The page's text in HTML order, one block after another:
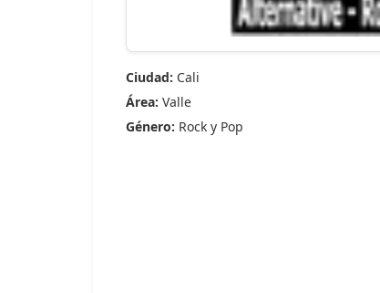
Ciudad: Cali
Área: Valle
Género: Rock y Pop